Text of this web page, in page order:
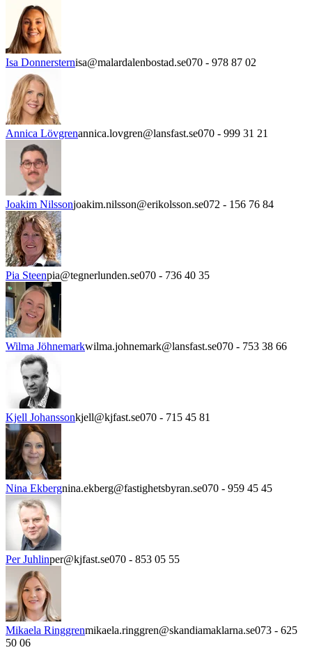
Isa Donnersternisa@malardalenbostad.se070 - 978 87 02
Annica Lövgrenannica.lovgren@lansfast.se070 - 999 31 21
Joakim Nilssonjoakim.nilsson@erikolsson.se072 - 156 76 84
Pia Steenpia@tegnerlunden.se070 - 736 40 35
Wilma Jöhnemarkwilma.johnemark@lansfast.se070 - 753 38 66
Kjell Johanssonkjell@kjfast.se070 - 715 45 81
Nina Ekbergnina.ekberg@fastighetsbyran.se070 - 959 45 45
Per Juhlinper@kjfast.se070 - 853 05 55
Mikaela Ringgrenmikaela.ringgren@skandiamaklarna.se073 - 625
50 06